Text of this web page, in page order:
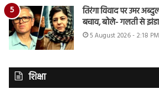
तिरंगा विवाद पर उमर
बचाव, बोले- गलती से
5 August 2026 - 2:18 PM
शिक्षा